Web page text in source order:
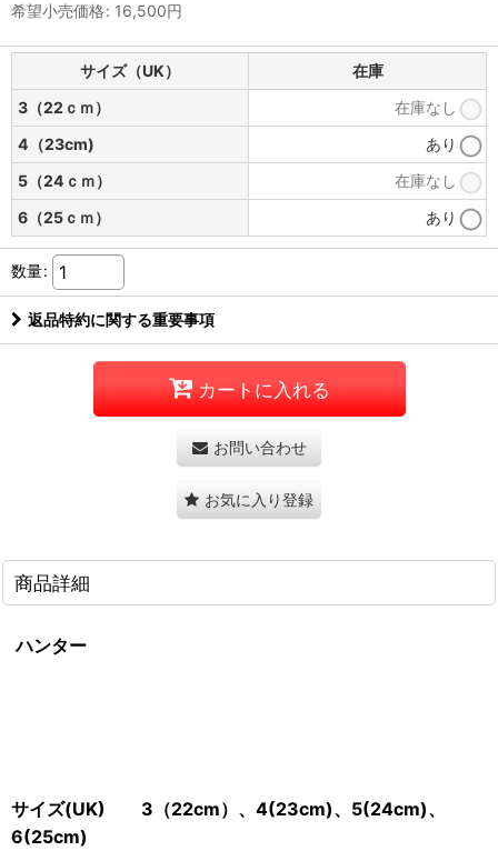
希望小売価格: 16,500円
サイズ（UK）
在庫
3（22ｃｍ）
在庫なし
4（23cm)
あり
5（24ｃｍ）
在庫なし
6（25ｃｍ）
あり
数量:
返品特約に関する重要事項
カートに入れる
お問い合わせ
お気に入り登録
商品詳細
ハンター
サイズ(UK) 3（22cm）、4(23cm)、5(24cm)、
6(25cm)